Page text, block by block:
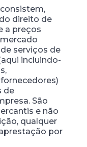
direito de
a preços
serviços de
incluindo-
de
São
e não
qualquer
por